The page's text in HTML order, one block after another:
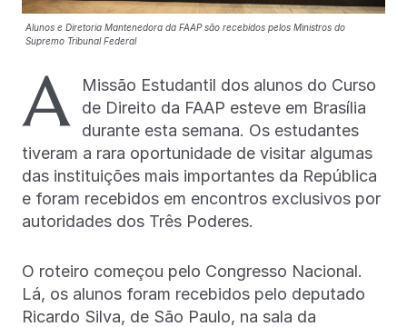
Alunos e Diretoria Mantenedora da FAAP são recebidos pelos Ministros do
Supremo Tribunal Federal
A
Missão Estudantil dos alunos do Curso
de Direito da FAAP esteve em Brasília
durante esta semana. Os estudantes
tiveram a rara oportunidade de visitar algumas
das instituições mais importantes da República
e foram recebidos em encontros exclusivos por
autoridades dos Três Poderes.
O roteiro começou pelo Congresso Nacional.
Lá, os alunos foram recebidos pelo deputado
Ricardo Silva, de São Paulo, na sala da